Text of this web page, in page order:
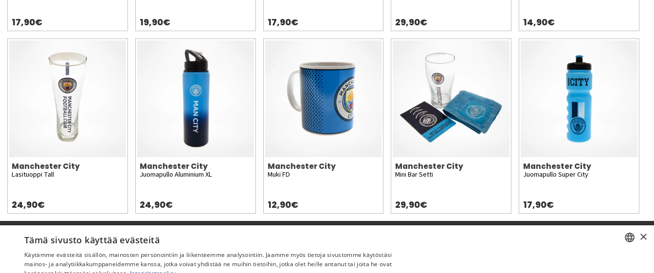
17,90€ 19,90€ 17,90€ 29,90€ 14,90€
Manchester City
Lasituoppi Tall
24,90€
Manchester City
Juomapullo Aluminium XL
24,90€
Manchester City
Muki FD
12,90€
Manchester City
Mini Bar Setti
29,90€
Manchester City
Juomapullo Super City
17,90€
Pyydä apua
Ostoehdot
Yritystiedot
×
Tämä sivusto käyttää evästeitä
Käytämme evästeitä sisällön, mainosten personointiin ja liikenteemme analysointiin. Jaamme myös tietoja sivustomme käytöstäsi
mainos- ja analytiikkakumppaneidemme kanssa, jotka voivat yhdistää ne muihin tietoihin, jotka olet heille antanut tai joita he ovat